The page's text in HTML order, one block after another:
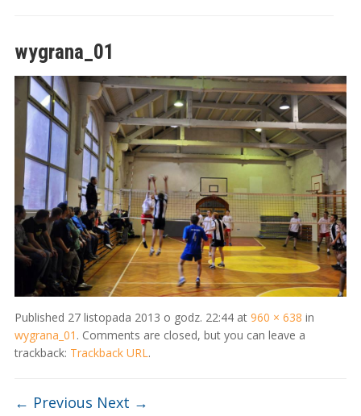
wygrana_01
Published 27 listopada 2013 o godz. 22:44at 960 × 638 in
wygrana_01 . Comments are closed, but you can leave a
trackback: Trackback URL.
← Previous Next →